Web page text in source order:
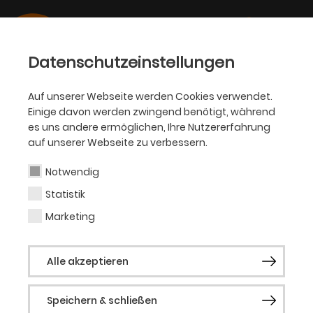
Datenschutzeinstellungen
Auf unserer Webseite werden Cookies verwendet.
Einige davon werden zwingend benötigt, während
es uns andere ermöglichen, Ihre Nutzererfahrung
auf unserer Webseite zu verbessern.
Notwendig
Statistik
Marketing
Alle akzeptieren
Speichern & schließen
01.07.2021 AKADEMIE
Neues Buch zu Digitalität,
Inklusion und
Nachhaltigkeit
Marcus Lobbes ist Mitherausgeber von
„transformers – digitalität inklusion
nachhaltigkeit“